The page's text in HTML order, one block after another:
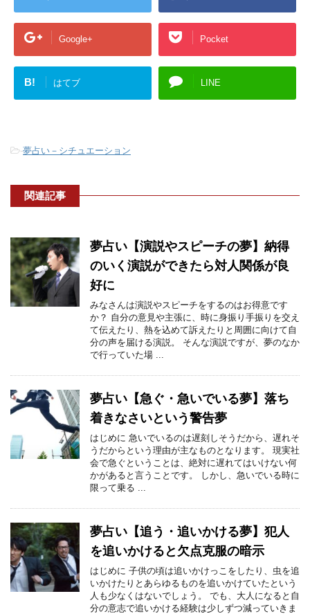
Google+ Pocket
B! はてブ LINE
-夢占い－シチュエーション
関連記事
夢占い【演説やスピーチの夢】納得
のいく演説ができたら対人関係が良
好に
みなさんは演説やスピーチをするのはお得意です
か？ 自分の意見や主張に、時に身振り手振りを交え
て伝えたり、熱を込めて訴えたりと周囲に向けて自
分の声を届ける演説。 そんな演説ですが、夢のなか
で行っていた場 ...
夢占い【急ぐ・急いでいる夢】落ち
着きなさいという警告夢
はじめに 急いでいるのは遅刻しそうだから、遅れそ
うだからという理由が主なものとなります。 現実社
会で急ぐということは、絶対に遅れてはいけない何
かがあると言うことです。 しかし、急いでいる時に
限って乗る ...
夢占い【追う・追いかける夢】犯人
を追いかけると欠点克服の暗示
はじめに 子供の頃は追いかけっこをしたり、虫を追
いかけたりとあらゆるものを追いかけていたという
人も少なくはないでしょう。 でも、大人になると自
分の意志で追いかける経験は少しずつ減っていきま